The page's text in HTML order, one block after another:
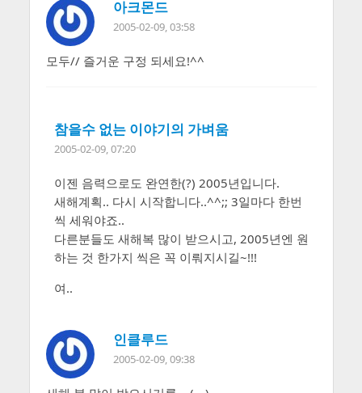
아크몬드
2005-02-09, 03:58
모두// 즐거운 구정 되세요!^^
참을수 없는 이야기의 가벼움
2005-02-09, 07:20
이젠 음력으로도 완연한(?) 2005년입니다.
새해계획.. 다시 시작합니다..^^;; 3일마다 한번
씩 세워야죠..
다른분들도 새해복 많이 받으시고, 2005년엔 원
하는 것 한가지 씩은 꼭 이뤄지시길~!!!
여..
인클루드
2005-02-09, 09:38